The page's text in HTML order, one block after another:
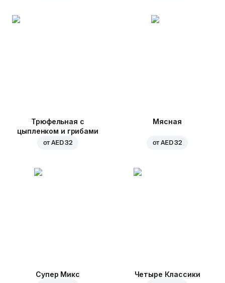
Трюфельная с
цыпленком и грибами
отAED 32
Мясная
отAED 32
Супер Микс Четыре Классики